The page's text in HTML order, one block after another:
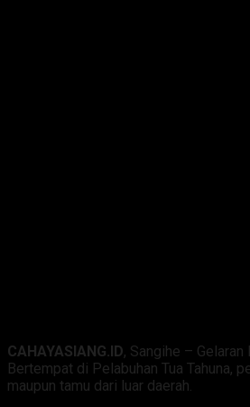
CAHAYASIANG.ID, Sangihe –
Bertempat di Pelabuhan Tua Tahuna,
maupun tamu dari luar daerah.